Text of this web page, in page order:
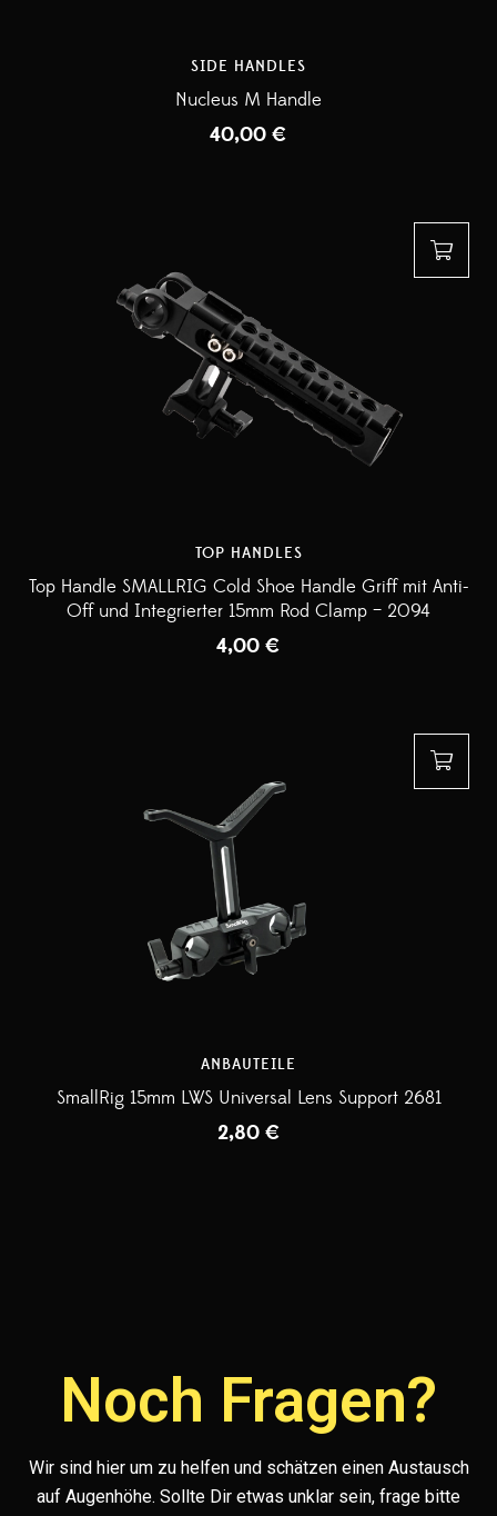
SIDE HANDLES
Nucleus M Handle
40,00 €
TOP HANDLES
Top Handle SMALLRIG Cold Shoe Handle Griff mit Anti-
Off und Integrierter 15mm Rod Clamp – 2094
4,00 €
ANBAUTEILE
SmallRig 15mm LWS Universal Lens Support 2681
2,80 €
Noch Fragen?
Wir sind hier um zu helfen und schätzen einen Austausch
auf Augenhöhe. Sollte Dir etwas unklar sein, frage bitte